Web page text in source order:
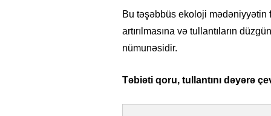
Bu təşəbbüs ekoloji mədəniyyətin
artırılmasına və tullantıların
nümunəsidir.
Təbiəti qoru, tullantını dəyərə